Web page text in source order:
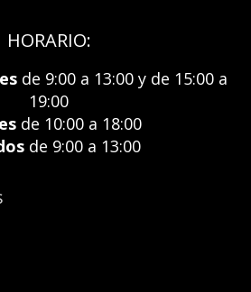
HORARIO:
de 9:00 a 13:00 y de 15:00 a
19:00
de 10:00 a 18:00
de 9:00 a 13:00